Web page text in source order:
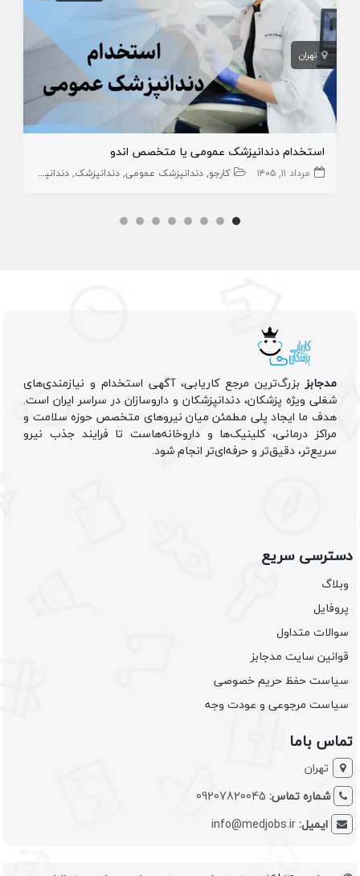
تهران
استخدام دندانپزشک عمومی یا متخصص اندو
مرداد ۱۱, ۱۴۰۵ کارجو دندانپزشک عمومی دندانپزشک دندانپزشک متخصص
مدجابزبزرگ‌ترین مرجع کاریابی، آگهی استخدام و نیازمندی‌های
شغلی ویژه پزشکان، دندانپزشکان و داروسازان در سراسر ایران است.
هدف ما ایجاد پلی مطمئن میان نیروهای متخصص حوزه سلامت و
مراکز درمانی، کلینیک‌ها و داروخانه‌هاست تا فرایند جذب نیرو
سریع‌تر، دقیق‌تر و حرفه‌ای‌تر انجام شود.
دسترسی سریع
وبلاگ
پروفایل
سوالات متداول
قوانین سایت مدجابز
سیاست حفظ حریم خصوصی
سیاست مرجوعی و عودت وجه
تماس باما
تهران
شماره تماس: 09207820045
ایمیل:info@medjobs.ir